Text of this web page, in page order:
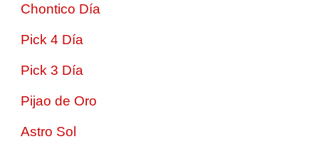
Chontico Día
Pick 4 Día
Pick 3 Día
Pijao de Oro
Astro Sol